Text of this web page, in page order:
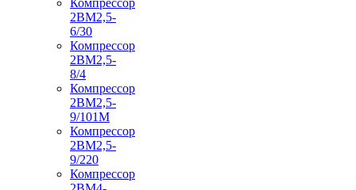
2ВМ2,5-
6/30
Компрессор
2ВМ2,5-
8/4
Компрессор
2ВМ2,5-
9/101М
Компрессор
2ВМ2,5-
9/220
Компрессор